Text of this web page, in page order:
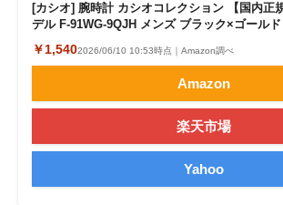
[カシオ] 腕時計 カシオコレクション 【国内正
デル F-91WG-9QJH メンズ ブラック×ゴールド
￥1,5402026/06/10 10:53時点｜Amazon調べ
Amazon
楽天市場
Yahoo